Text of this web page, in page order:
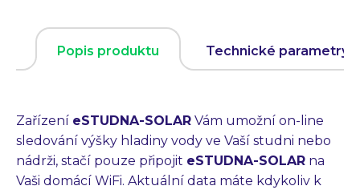
Popis produktu Technické parametry
Zařízení eSTUDNA-SOLAR Vám umožní on-line
sledování výšky hladiny vody ve Vaší studni nebo
nádrži, stačí pouze připojit eSTUDNA-SOLAR na
Vaši domácí WiFi. Aktuální data máte kdykoliv k